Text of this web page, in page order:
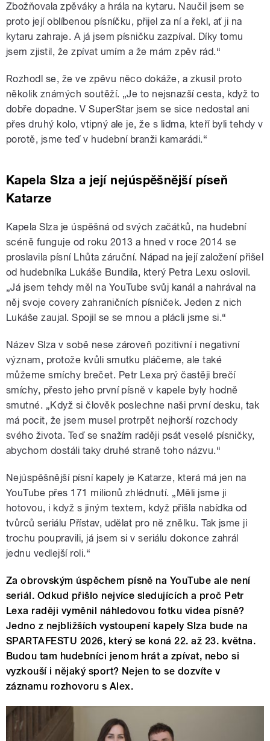
Zbožňovala zpěváky a hrála na kytaru. Naučil jsem se
proto její oblíbenou písníčku, přijel za ní a řekl, ať ji na
kytaru zahraje. A já jsem písničku zazpíval. Díky tomu
jsem zjistil, že zpívat umím a že mám zpěv rád.“
Rozhodl se, že ve zpěvu něco dokáže, a zkusil proto
několik známých soutěží. „Je to nejsnazší cesta, když to
dobře dopadne. V SuperStar jsem se sice nedostal ani
přes druhý kolo, vtipný ale je, že s lidma, kteří byli tehdy v
porotě, jsme teď v hudební branži kamarádi.“
Kapela Slza a její nejúspěšnější píseň
Katarze
Kapela Slza je úspěšná od svých začátků, na hudební
scéně funguje od roku 2013 a hned v roce 2014 se
proslavila písní Lhůta záruční. Nápad na její založení přišel
od hudebníka Lukáše Bundila, který Petra Lexu oslovil.
„Já jsem tehdy měl na YouTube svůj kanál a nahrával na
něj svoje covery zahraničních písniček. Jeden z nich
Lukáše zaujal. Spojil se se mnou a plácli jsme si.“
Název Slza v sobě nese zároveň pozitivní i negativní
význam, protože kvůli smutku pláčeme, ale také
můžeme smíchy brečet. Petr Lexa prý častěji brečí
smíchy, přesto jeho první písně v kapele byly hodně
smutné. „Když si člověk poslechne naši první desku, tak
má pocit, že jsem musel protrpět nejhorší rozchody
svého života. Teď se snažím raději psát veselé písničky,
abychom dostáli taky druhé straně toho názvu.“
Nejúspěšnější písní kapely je Katarze, která má jen na
YouTube přes 171 milionů zhlédnutí. „Měli jsme ji
hotovou, i když s jiným textem, když přišla nabídka od
tvůrců seriálu Přístav, udělat pro ně znělku. Tak jsme ji
trochu poupravili, já jsem si v seriálu dokonce zahrál
jednu vedlejší roli.“
Za obrovským úspěchem písně na YouTube ale není
seriál. Odkud přišlo nejvíce sledujících a proč Petr
Lexa raději vyměnil náhledovou fotku videa písně?
Jedno z nejbližších vystoupení kapely Slza bude na
SPARTAFESTU 2026, který se koná 22. až 23. května.
Budou tam hudebníci jenom hrát a zpívat, nebo si
vyzkouší i nějaký sport? Nejen to se dozvíte v
záznamu rozhovoru s Alex.